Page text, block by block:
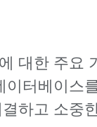
대한 주요
이터베이스
하고 소중